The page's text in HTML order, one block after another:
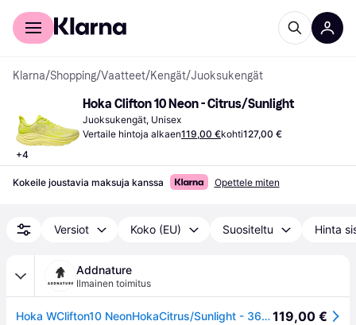
Kuluttajille
Klarna/Shopping/Vaatteet/Kengät/Juoksukengät
+4
Hoka Clifton 10 Neon - Citrus/Sunlight
Juoksukengät, Unisex
Vertaile hintoja alkaen119,00 €kohti127,00 €
Kokeile joustavia maksuja kanssa Opettele miten
Versiot Koko (EU) Suositeltu Hinta
Addnature
Ilmainen toimitus
Hoka WClifton10 NeonHokaCitrus/Sunlight - 362/3119,00 €